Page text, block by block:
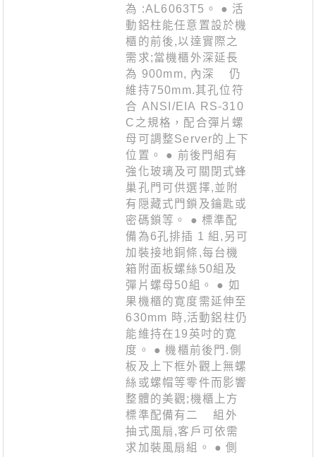
為 :AL6063T5。 ● 活
動鋁柱能任意置設於機
櫃的前後,以達實際之
需求;當機櫃外深延長
為 900mm, 內深 仍
維持750mm.其孔位符
合 ANSI/EIA RS-310
C之規格，配合彈片螺
母可調整Server的上下
位置。 ● 前後門組有
強化玻璃及可關閉式蜂
巢孔門可供選擇,並附
有隠藏式門鎖及鑰匙或
密碼鎖等。 ● 標準配
備為6孔排插 1 組,另可
加裝接地銅條,每台機
箱附面板螺絲50組及
彈片螺母50組。 ● 如
果機櫃的寛度需延伸至
630mm 時,活動鋁柱仍
能維持在19英吋的寛
度。 ● 機櫃前後門.側
板及上下框外觀上無螺
絲或螺帽等零件而影響
整體的美觀;機櫃上方
標準配備有二 組外
抽式風扇,客戶可依需
求加裝風扇組。 ● 側